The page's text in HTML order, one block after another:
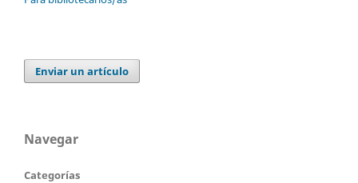
Enviar un artículo
Navegar
Categorías